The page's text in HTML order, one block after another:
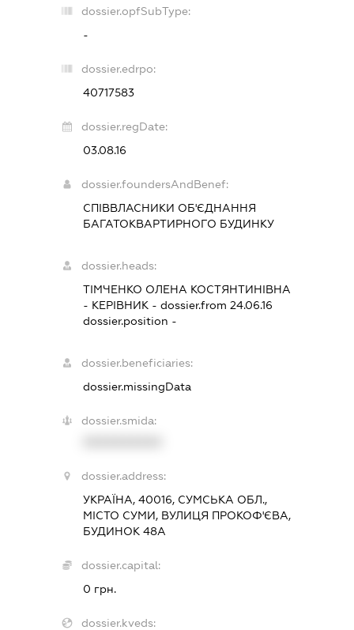
dossier.opfSubType:
-
dossier.edrpo:
40717583
dossier.regDate:
03.08.16
dossier.foundersAndBenef:
СПІВВЛАСНИКИ ОБ'ЄДНАННЯ
БАГАТОКВАРТИРНОГО БУДИНКУ
dossier.heads:
ТІМЧЕНКО ОЛЕНА КОСТЯНТИНІВНА
- КЕРІВНИК - dossier.from 24.06.16
dossier.position -
dossier.beneficiaries:
dossier.missingData
dossier.smida:
dossier.address:
УКРАЇНА, 40016, СУМСЬКА ОБЛ.,
МІСТО СУМИ, ВУЛИЦЯ ПРОКОФ'ЄВА,
БУДИНОК 48А
dossier.capital:
0 грн.
dossier.kveds: